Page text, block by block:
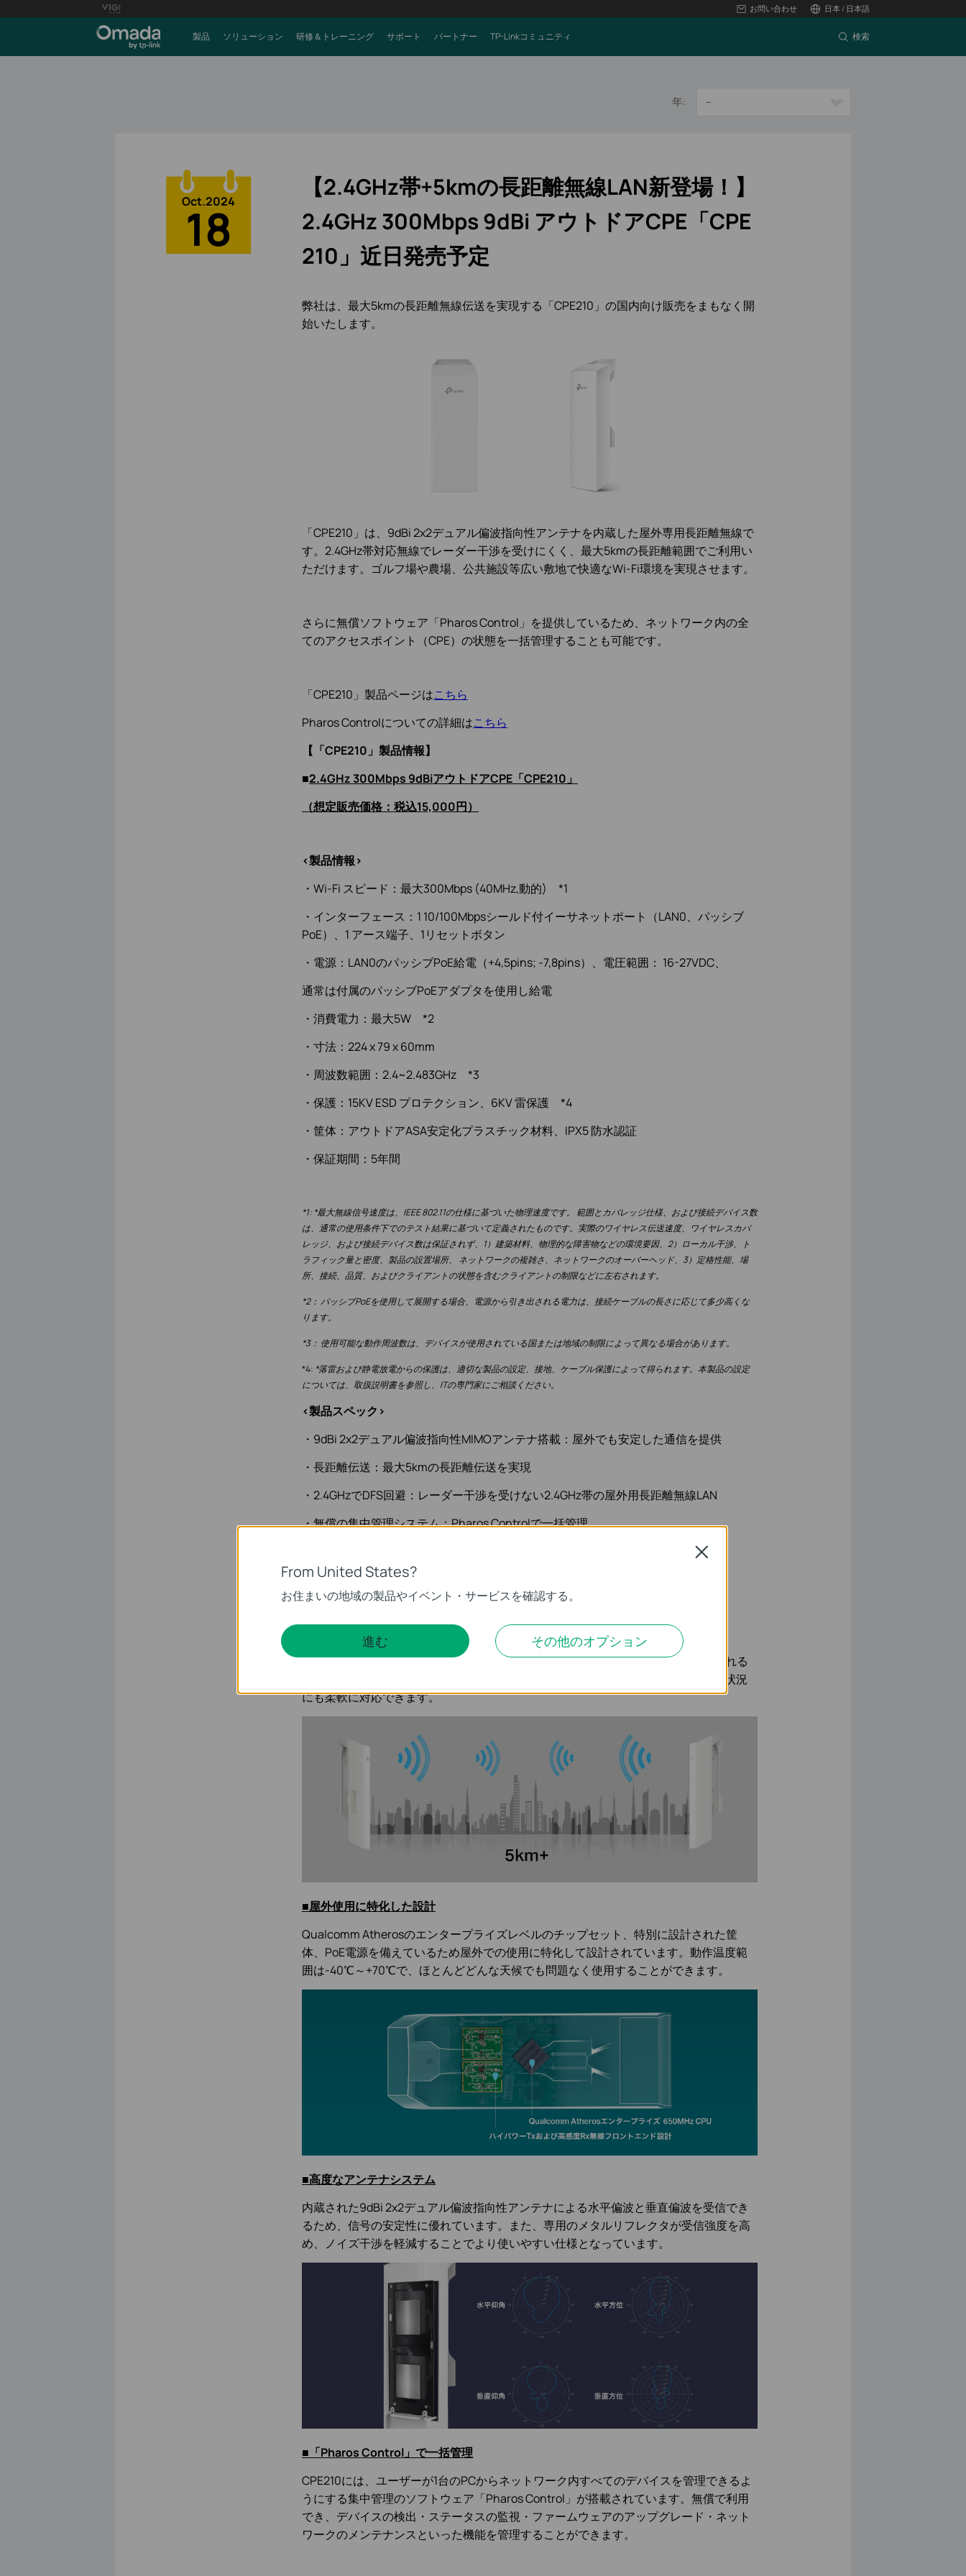
お問い合わせ 日本 / 日本語
製品 ソリューション 研修＆トレーニング サポート パートナー TP-Linkコミュニティ 検索
年: --
Oct.2024
18
【2.4GHz帯+5kmの長距離無線LAN新登場！】
2.4GHz 300Mbps 9dBi アウトドアCPE「CPE
210」近日発売予定
弊社は、最大5kmの長距離無線伝送を実現する「CPE210」の国内向け販売をまもなく開
始いたします。
「CPE210」は、9dBi 2x2デュアル偏波指向性アンテナを内蔵した屋外専用長距離無線で
す。2.4GHz帯対応無線でレーダー干渉を受けにくく、最大5kmの長距離範囲でご利用い
ただけます。ゴルフ場や農場、公共施設等広い敷地で快適なWi-Fi環境を実現させます。
さらに無償ソフトウェア「Pharos Control」を提供しているため、ネットワーク内の全
てのアクセスポイント（CPE）の状態を一括管理することも可能です。
「CPE210」製品ページはこちら
Pharos Controlについての詳細はこちら
【「CPE210」製品情報】
■2.4GHz 300Mbps 9dBiアウトドアCPE「CPE210」
（想定販売価格：税込15,000円）
<製品情報>
・Wi-Fi スピード：最大300Mbps (40MHz,動的) *1
・インターフェース：1 10/100Mbpsシールド付イーサネットポート（LAN0、パッシブ
PoE）、1 アース端子、1リセットボタン
・電源：LAN0のパッシブPoE給電（+4,5pins; -7,8pins）、電圧範囲： 16-27VDC、
通常は付属のパッシブPoEアダプタを使用し給電
・消費電力：最大5W *2
・寸法：224 x 79 x 60mm
・周波数範囲：2.4~2.483GHz *3
・保護：15KV ESD プロテクション、6KV 雷保護 *4
・筐体：アウトドアASA安定化プラスチック材料、IPX5 防水認証
・保証期間：5年間
*1: *最大無線信号速度は、IEEE 802.11の仕様に基づいた物理速度です。 範囲とカバレッジ仕様、および接続デバイス数
は、通常の使用条件下でのテスト結果に基づいて定義されたものです。実際のワイヤレス伝送速度、ワイヤレスカバ
レッジ、および接続デバイス数は保証されず、1）建築材料、物理的な障害物などの環境要因、2）ローカル干渉、ト
ラフィック量と密度、製品の設置場所、 ネットワークの複雑さ、ネットワークのオーバーヘッド、3）定格性能、場
所、接続、品質、およびクライアントの状態を含むクライアントの制限などに左右されます。
*2： パッシブPoEを使用して展開する場合、電源から引き出される電力は、接続ケーブルの長さに応じて多少高くな
ります。
*3： 使用可能な動作周波数は、デバイスが使用されている国または地域の制限によって異なる場合があります。
*4: *落雷および静電放電からの保護は、適切な製品の設定、接地、ケーブル保護によって得られます。本製品の設定
については、取扱説明書を参照し、ITの専門家にご相談ください。
<製品スペック>
・9dBi 2x2デュアル偏波指向性MIMOアンテナ搭載：屋外でも安定した通信を提供
・長距離伝送：最大5kmの長距離伝送を実現
・2.4GHzでDFS回避：レーダー干渉を受けない2.4GHz帯の屋外用長距離無線LAN
・無償の集中管理システム：Pharos Controlで一括管理
【「CPE210」の特徴】
■レーダー干渉を受けたくない場所に最適な2.4GHz帯無線LAN
TP-Link初の2.4GHz帯専用長距離無線のため、航空レーダーや気象レーダーで使われる
DFSを回避して使用が可能です。さらに最大5kmの範囲をカバーするため、様々な状況
にも柔軟に対応できます。
■屋外使用に特化した設計
Qualcomm Atherosのエンタープライズレベルのチップセット、特別に設計された筐
体、PoE電源を備えているため屋外での使用に特化して設計されています。動作温度範
囲は-40℃～+70℃で、ほとんどどんな天候でも問題なく使用することができます。
■高度なアンテナシステム
内蔵された9dBi 2x2デュアル偏波指向性アンテナによる水平偏波と垂直偏波を受信でき
るため、信号の安定性に優れています。また、専用のメタルリフレクタが受信強度を高
め、ノイズ干渉を軽減することでより使いやすい仕様となっています。
■「Pharos Control」で一括管理
CPE210には、ユーザーが1台のPCからネットワーク内すべてのデバイスを管理できるよ
うにする集中管理のソフトウェア「Pharos Control」が搭載されています。無償で利用
でき、デバイスの検出・ステータスの監視・ファームウェアのアップグレード・ネット
ワークのメンテナンスといった機能を管理することができます。
From United States?
お住まいの地域の製品やイベント・サービスを確認する。
進む その他のオプション
Close